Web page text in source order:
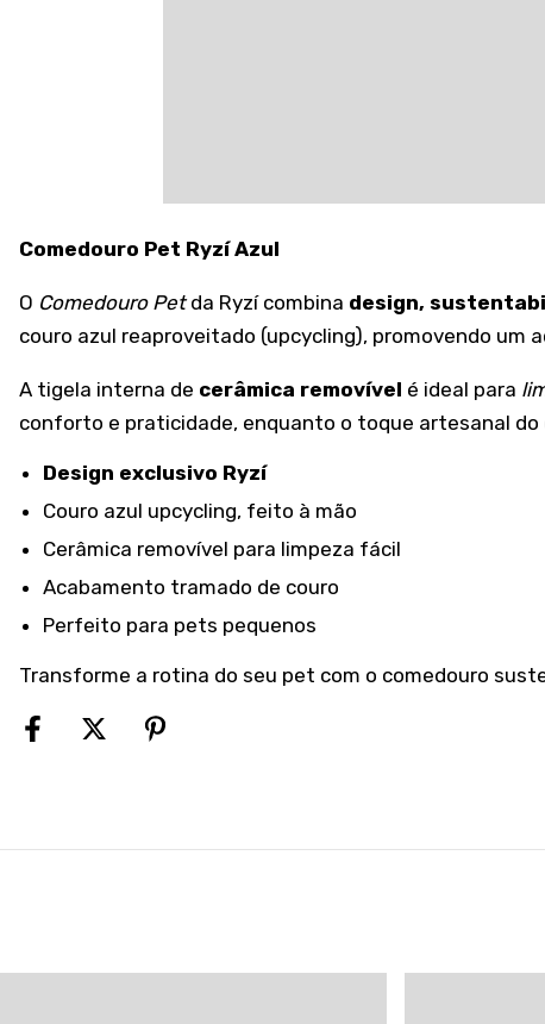
Comedouro Pet Ryzí Azul
O Comedouro Petda Ryzí combina design,
couro azul reaproveitado (upcycling), promovendo um
A tigela interna de cerâmica removível é ideal para
conforto e praticidade, enquanto o toque artesanal
Design exclusivo Ryzí
Couro azul upcycling, feito à mão
Cerâmica removível para limpeza fácil
Acabamento tramado de couro
Perfeito para pets pequenos
Transforme a rotina do seu pet com o comedouro